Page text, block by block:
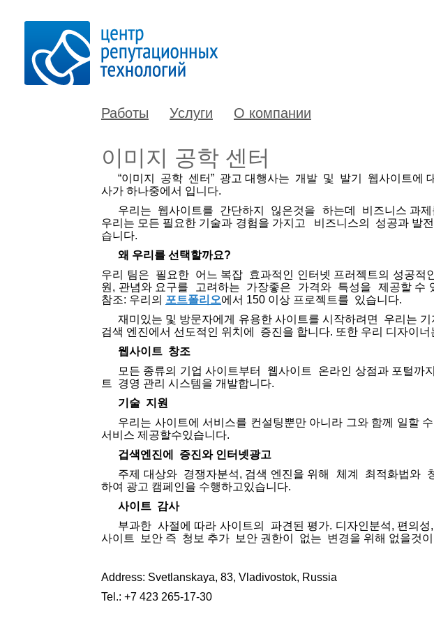
Работы Услуги О компании
이미지 공학 센터
“이미지 공학 센터” 광고 대행사는 개발 및 발기 웹사이트에
사가 하나중에서 입니다.
우리는
웹사이트를 간단하지 읺은것을 하는데 비즈니스 과제
우리는 모든 필요한 기술과 경험을 가지고 비즈니스의 성공과 발
습니다.
왜 우리를 선택할까요?
우리
팀은 필요한 어느 복잡 효과적인 인터넷 프러젝트의 성공적
원 , 관념와 요구를 고려하는 가장좋은 가격와 특성을 제공할 수
참조: 우리의 포트폴리오에서 150 이상 프로젝트를 있습니다.
재미있는 및 방문자에게 유용한 사이트를 시작하려면 우리는 기
검색 엔진에서 선도적인 위치에 증진을 합니다. 또한 우리 디자이너
웹사이트 창조
모든 종류의 기업 사이트부터 웹사이트 온라인 상점과 포털까지
트
경영 관리 시스템을 개발합니다.
기술 지원
우리는 사이트에 서비스를 컨설팅뿐만 아니라 그와 함께 일할
서비스 제공할수있습니다.
겁색엔진에
증진와 인터넷광고
주제 대상와 경쟁자분석, 검색 엔진을 위해 체계 최적화법와
하여 광고 캠페인을 수행하고있습니다.
사이트 감사
부과한 사절에 따라 사이트의 파견된 평가. 디자인분석, 편의성,
사이트
보안 즉 청보 추가 보안 권한이 없는 변경을 위해 없을것
Address: Svetlanskaya, 83, Vladivostok, Russia
Tel.: +7 423 265-17-30